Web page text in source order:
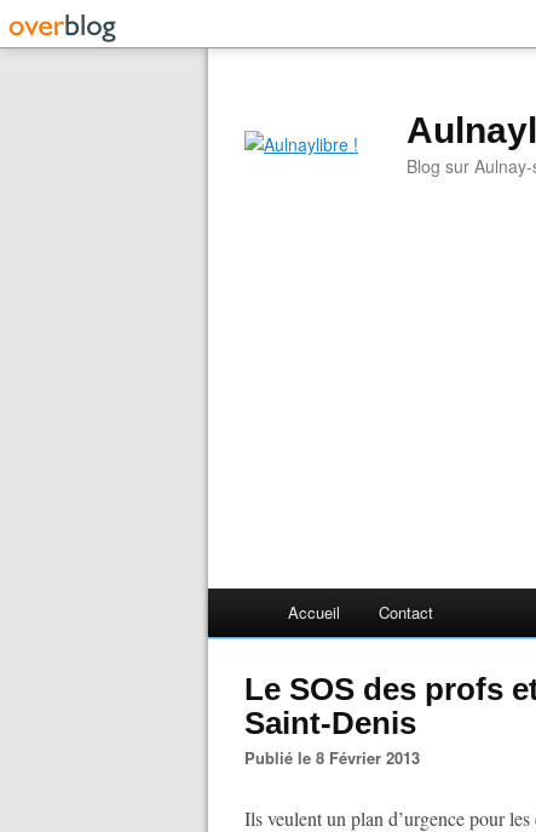
Blog sur
Accueil Contact
Le SOS des profs
Saint-Denis
Publié le 8 Février 2013
Ils veulent un plan d’urgence pour